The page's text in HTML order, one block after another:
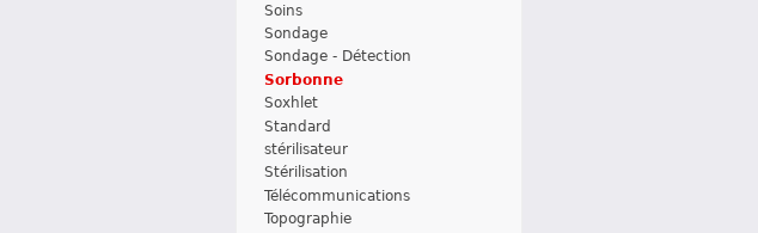
Soins
Sondage
Sondage - Détection
Sorbonne
Soxhlet
Standard
stérilisateur
Stérilisation
Télécommunications
Topographie